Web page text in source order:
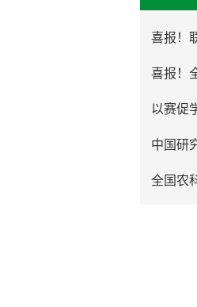
喜报！
喜报！
以赛促
中国研
全国农